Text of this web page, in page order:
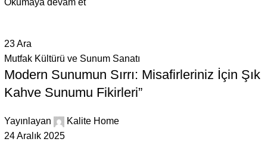
Okumaya devam et
23Ara
Mutfak Kültürü ve Sunum Sanatı
Modern Sunumun Sırrı: Misafirleriniz İçin Şık
Kahve Sunumu Fikirleri”
Yayınlayan
Kalite Home
24 Aralık 2025